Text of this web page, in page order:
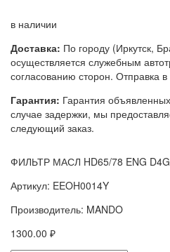
в наличии
Доставка: По городу (Иркутск,
осуществляется служебным
согласованию сторон. Отправка
Гарантия: Гарантия
случае задержки, мы
следующий заказ.
ФИЛЬТР МАСЛ HD65/78 ENG
Артикул: EEOH0014Y
Производитель: MANDO
1300.00 ₽